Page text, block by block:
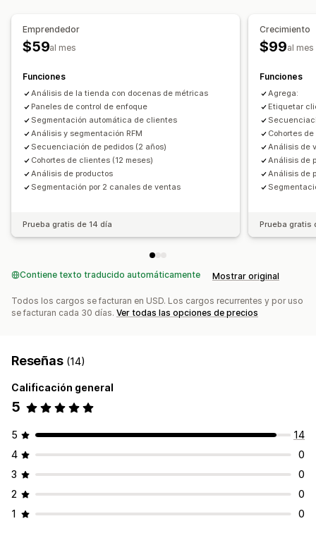
Análisis de embudo
Imágenes e informes
Paneles de control personalizados
Informes de múltiples tiendas
Análisis comparativo
Informes personalizados
Exportación de datos
Análisis históricos Cronogramas de informes
Notificaciones Cumplimiento con RGPD
Emprendedor
$59al mes
Funciones
Análisis de la tienda con docenas de métricas
Paneles de control de enfoque
Segmentación automática de clientes
Análisis y segmentación RFM
Secuenciación de pedidos (2 años)
Cohortes de clientes (12 meses)
Análisis de productos
Segmentación por 2 canales de ventas
Prueba gratis de 14 día
Crecimiento
$99al mes
Funciones
Agrega:
Etiquetar
Cohortes
Análisis de
Análisis de
Análisis de
Prueba gratis
Contiene texto traducido automáticamente Mostrar original
Todos los cargos se facturan en USD. Los cargos recurrentes y por uso
se facturan cada 30 días. Ver todas las opciones de precios
Reseñas (14)
Calificación general
5
5
14
4
0
3
0
2
0
1
0